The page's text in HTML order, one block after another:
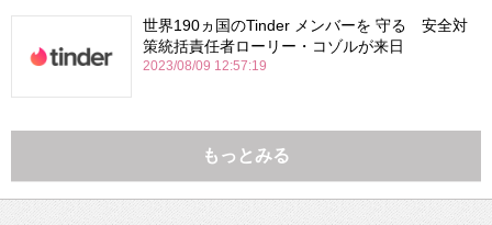
世界190ヵ国のTinder メンバーを 守る 安全対
策統括責任者ローリー・コゾルが来日
2023/08/09 12:57:19
もっとみる